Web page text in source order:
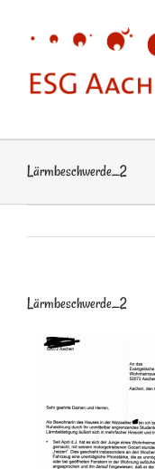
springen
Lärmbeschwerde_2
Lärmbeschwerde_2